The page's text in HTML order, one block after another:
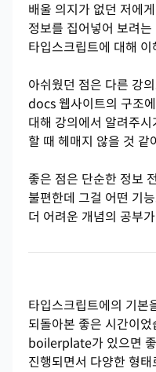
배울 의지가 없던 저에
정보를 집어넣어 보려
타입스크립트에 대해
아쉬웠던 점은 다른 강
docs 웹사이트의 구조
대해 강의에서 알려주
할 때 헤매지 않을 것 같
좋은 점은 단순한 정보
불편한데 그걸 어떤 기
더 어려운 개념의 공부
타입스크립트에의 기본
되돌아본 좋은 시간이
boilerplate가 있으면
진행되면서 다양한 형태